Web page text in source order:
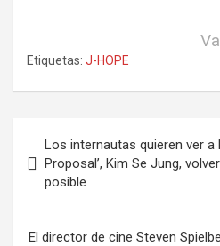
Etiquetas: J-HOPE
de
entradas
Los internautas quieren ver a
Proposal’, Kim Se Jung,
posible
El director de cine Steven